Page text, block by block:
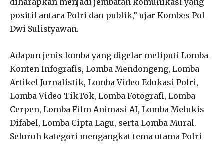
diharapkan menjadi jembatan komunikasi yang
positif antara Polri dan publik,” ujar Kombes Pol
Dwi Sulistyawan.
Adapun jenis lomba yang digelar meliputi Lomba
Konten Infografis, Lomba Mendongeng, Lomba
Artikel Jurnalistik, Lomba Video Edukasi Polri,
Lomba Video TikTok, Lomba Fotografi, Lomba
Cerpen, Lomba Film Animasi AI, Lomba Melukis
Difabel, Lomba Cipta Lagu, serta Lomba Mural.
Seluruh kategori mengangkat tema utama Polri